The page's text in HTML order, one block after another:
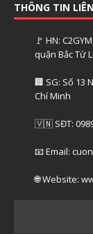
THÔNG TIN
🚩 HN:
quận Bắc Từ
🏢 SG: Số 13
Chí Minh
🇻🇳 SĐT:
📧 Email:
🌐 Website: